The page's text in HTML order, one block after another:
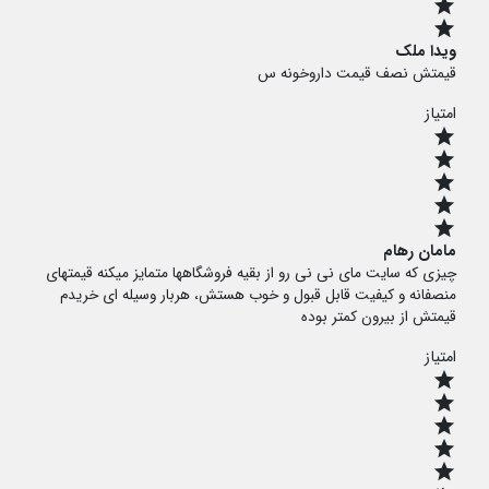
star
star
ویدا ملک
قیمتش نصف قیمت داروخونه س
امتیاز
star
star
star
star
star
مامان رهام
چیزی که سایت مای نی نی رو از بقیه فروشگاهها متمایز میکنه قیمتهای
منصفانه و کیفیت قابل قبول و خوب هستش، هربار وسیله ای خریدم
قیمتش از بیرون کمتر بوده
امتیاز
star
star
star
star
star